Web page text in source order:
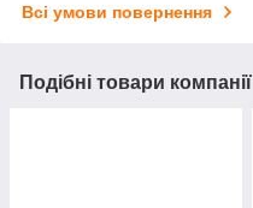
Всі умови повернення
Подібні товари компанії